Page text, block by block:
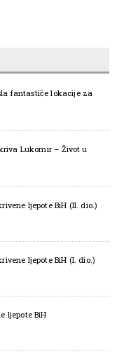
fantastiče lokacije za
Lukomir – Život u
ljepote BiH (II. dio.)
ljepote BiH (I. dio.)
ljepote BiH